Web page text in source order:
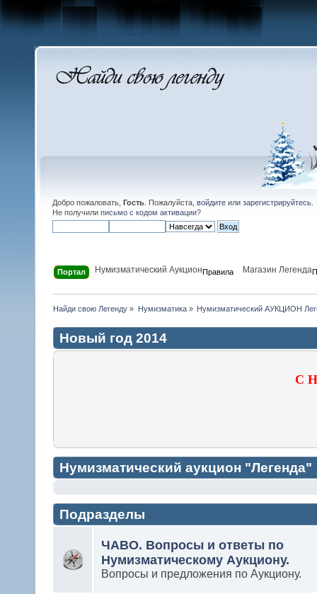
Добро пожаловать, Гость . Пожалуйста, войдите или зарегистрируйтесь
Не получили письмо с кодом активации?
Портал Нумизматический АукционПравила Магазин Легенда
Найди свою Легенду » Нумизматика» Нумизматический АУКЦИОН
Новый год 2014
С
Нумизматический аукцион "Легенда"
Подразделы
ЧАВО. Вопросы и ответы по
Нумизматическому Аукциону.
Вопросы и предложения по Аукциону.